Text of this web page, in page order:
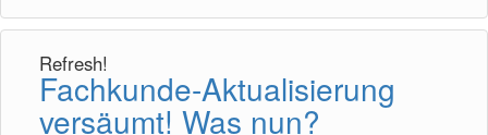
Refresh!
Fachkunde-Aktualisierung
versäumt! Was nun?